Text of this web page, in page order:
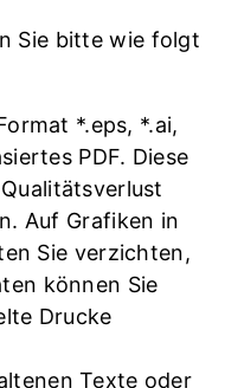
Sie bitte wie folgt
*.eps, *.ai,
PDF. Diese
Auf Grafiken in
Sie verzichten,
können Sie
Drucke
Texte oder